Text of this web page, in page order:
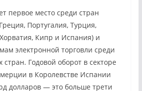
первое место среди стран
Португалия, Турция,
Кипр и Испания) и
электронной торговли среди
стран. Годовой оборот в секторе
в Королевстве Испании
долларов — это больше трети